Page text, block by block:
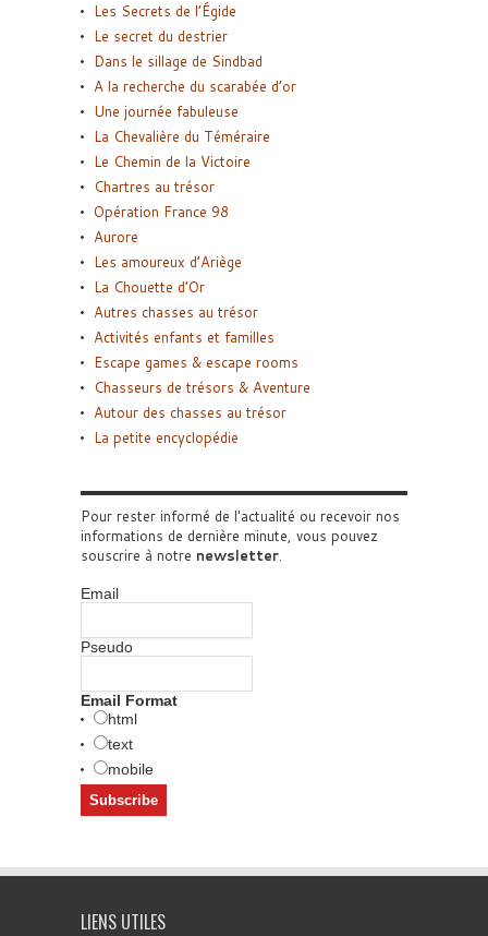
Les Secrets de l’Égide
Le secret du destrier
Dans le sillage de Sindbad
A la recherche du scarabée d’or
Une journée fabuleuse
La Chevalière du Téméraire
Le Chemin de la Victoire
Chartres au trésor
Opération France 98
Aurore
Les amoureux d’Ariège
La Chouette d’Or
Autres chasses au trésor
Activités enfants et familles
Escape games & escape rooms
Chasseurs de trésors & Aventure
Autour des chasses au trésor
La petite encyclopédie
Pour rester informé de l'actualité ou recevoir nos
informations de dernière minute, vous pouvez
souscrire à notre newsletter.
Email
Pseudo
Email Format
html
text
mobile
LIENS UTILES